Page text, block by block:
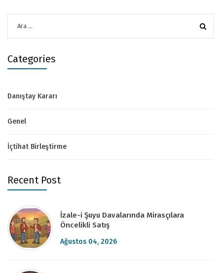
Categories
Danıştay Kararı
Genel
İçtihat Birleştirme
Recent Post
İzale-i Şuyu Davalarında Mirasçılara
Öncelikli Satış
Ağustos 04, 2026